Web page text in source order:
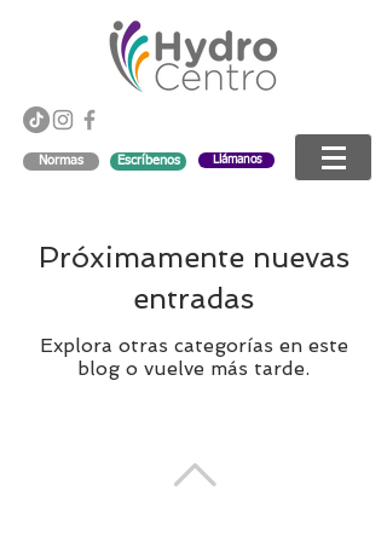
Normas Escríbenos Llámanos
Próximamente nuevas
entradas
Explora otras categorías en este
blog o vuelve más tarde.